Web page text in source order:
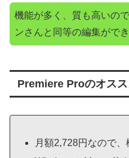
機能が多く、質も高いの
ンさんと同等の編集がで
Premiere Proのオスス
月額2,728円なので